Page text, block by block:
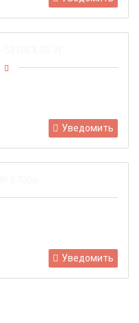
Уведомить
Уведомить